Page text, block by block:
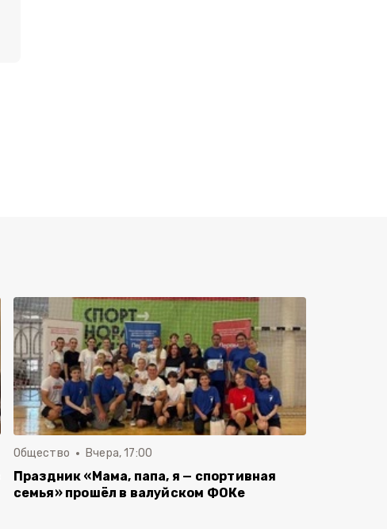
Общество Вчера, 17:00
Праздник «Мама, папа, я — спортивная
семья» прошёл в валуйском ФОКе